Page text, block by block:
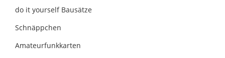
do it yourself Bausätze
Schnäppchen
Amateurfunkkarten